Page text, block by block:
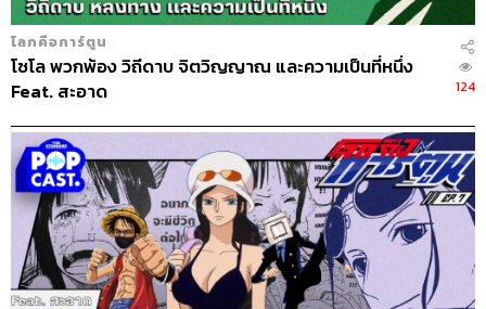
โลกคือการ์ตูน
โซโล พวกพ้อง วิถีดาบ จิตวิญญาณ และความเป็นที่หนึ่ง
Feat. สะอาด
124